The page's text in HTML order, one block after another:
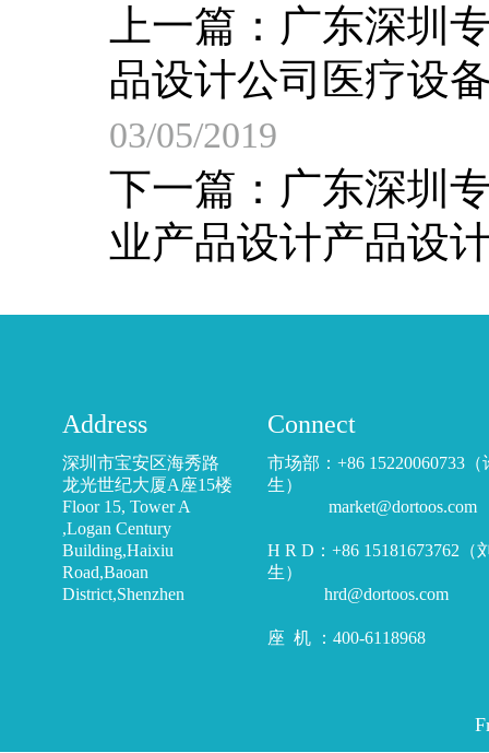
上一篇： 广东深圳
品设计公司医疗设
03/05/2019
下一篇： 广东深圳
业产品设计产品设
Address
深圳市宝安区海秀路
龙光世纪大厦A座15楼
Floor 15, Tower A
,Logan Century
Building,Haixiu
Road,Baoan
District,Shenzhen
Connect
市场部：+86 15220060733（
生）
market@dortoos.com
H R D：+86 15181673762（
生）
hrd@dortoos.com
座 机 ：400-6118968